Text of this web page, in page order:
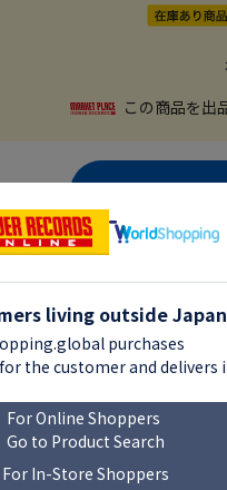
この商品を出
欲しい物リス
22
この商品のコレク